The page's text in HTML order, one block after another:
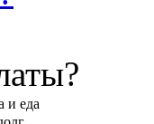
и еда